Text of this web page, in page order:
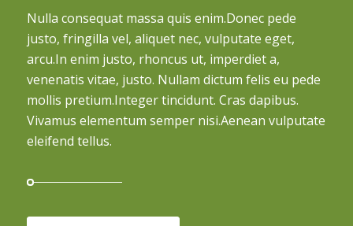
Nulla consequat massa quis enim.Donec pede
justo, fringilla vel, aliquet nec, vulputate eget,
arcu.In enim justo, rhoncus ut, imperdiet a,
venenatis vitae, justo. Nullam dictum felis eu pede
mollis pretium.Integer tincidunt. Cras dapibus.
Vivamus elementum semper nisi.Aenean vulputate
eleifend tellus.